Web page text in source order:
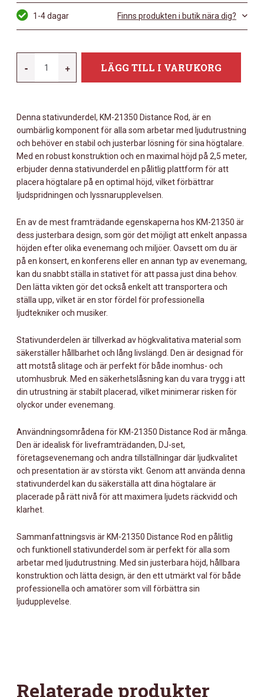
1-4 dagar Finns produkten i butik nära dig?
-
DISTANCE
ROD
MÄNGD
+ LÄGG TILL I VARUKORG
Denna stativunderdel, KM-21350 Distance Rod, är en
oumbärlig komponent för alla som arbetar med ljudutrustning
och behöver en stabil och justerbar lösning för sina högtalare.
Med en robust konstruktion och en maximal höjd på 2,5 meter,
erbjuder denna stativunderdel en pålitlig plattform för att
placera högtalare på en optimal höjd, vilket förbättrar
ljudspridningen och lyssnarupplevelsen.
En av de mest framträdande egenskaperna hos KM-21350 är
dess justerbara design, som gör det möjligt att enkelt anpassa
höjden efter olika evenemang och miljöer. Oavsett om du är
på en konsert, en konferens eller en annan typ av evenemang,
kan du snabbt ställa in stativet för att passa just dina behov.
Den lätta vikten gör det också enkelt att transportera och
ställa upp, vilket är en stor fördel för professionella
ljudtekniker och musiker.
Stativunderdelen är tillverkad av högkvalitativa material som
säkerställer hållbarhet och lång livslängd. Den är designad för
att motstå slitage och är perfekt för både inomhus- och
utomhusbruk. Med en säkerhetslåsning kan du vara trygg i att
din utrustning är stabilt placerad, vilket minimerar risken för
olyckor under evenemang.
Användningsområdena för KM-21350 Distance Rod är många.
Den är idealisk för liveframträdanden, DJ-set,
företagsevenemang och andra tillställningar där ljudkvalitet
och presentation är av största vikt. Genom att använda denna
stativunderdel kan du säkerställa att dina högtalare är
placerade på rätt nivå för att maximera ljudets räckvidd och
klarhet.
Sammanfattningsvis är KM-21350 Distance Rod en pålitlig
och funktionell stativunderdel som är perfekt för alla som
arbetar med ljudutrustning. Med sin justerbara höjd, hållbara
konstruktion och lätta design, är den ett utmärkt val för både
professionella och amatörer som vill förbättra sin
ljudupplevelse.
Relaterade produkter